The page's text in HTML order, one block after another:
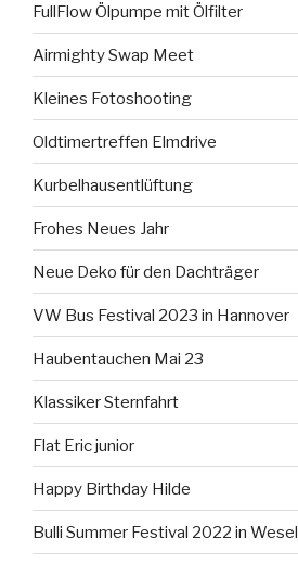
FullFlow Ölpumpe mit Ölfilter
Airmighty Swap Meet
Kleines Fotoshooting
Oldtimertreffen Elmdrive
Kurbelhausentlüftung
Frohes Neues Jahr
Neue Deko für den Dachträger
VW Bus Festival 2023 in Hannover
Haubentauchen Mai 23
Klassiker Sternfahrt
Flat Eric junior
Happy Birthday Hilde
Bulli Summer Festival 2022 in Wesel